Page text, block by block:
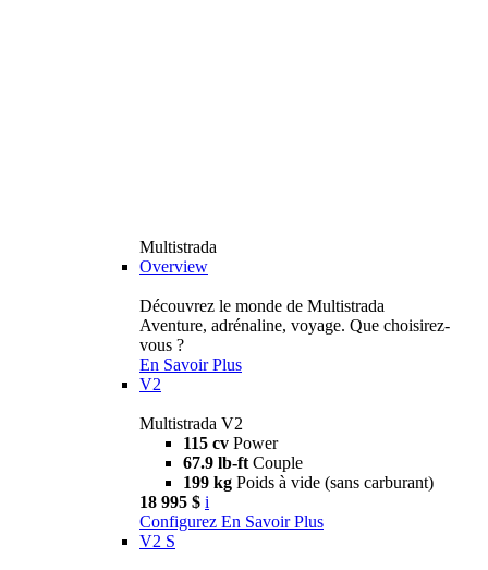
Multistrada
Overview
Découvrez le monde de Multistrada
Aventure, adrénaline, voyage. Que choisirez-
vous ?
En Savoir Plus
V2
Multistrada V2
115 cv Power
67.9 lb-ft Couple
199 kg Poids à vide (sans carburant)
18 995 $ i
Configurez En Savoir Plus
V2 S